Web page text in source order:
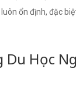
ổn định, đặc
Du Học